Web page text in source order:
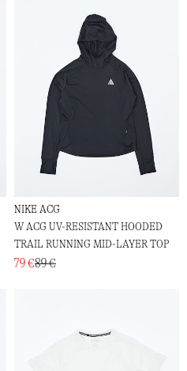
NIKE ACG
W ACG UV-RESISTANT HOODED
TRAIL RUNNING MID-LAYER TOP
79 €89 €